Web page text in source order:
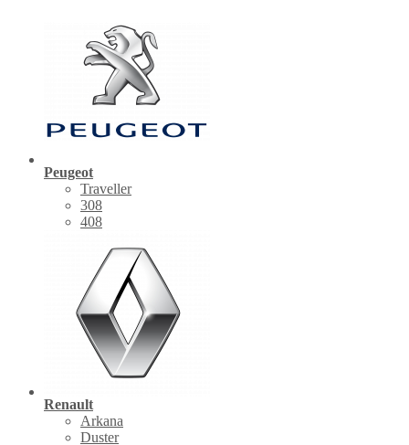
Peugeot
Traveller
308
408
Renault
Arkana
Duster